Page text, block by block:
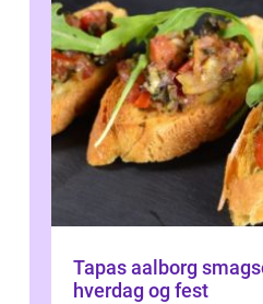
Tapas aalborg smagsoplevelser til
hverdag og fest